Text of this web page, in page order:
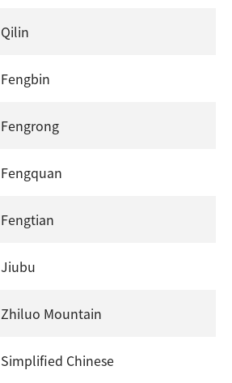
Qilin
Fengbin
Fengrong
Fengquan
Fengtian
Jiubu
Zhiluo Mountain
Simplified Chinese